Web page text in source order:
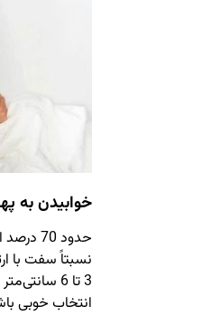
خوابیدن به
حدود
نسبتاً سفت با
3 تا 6
انتخاب خوبی